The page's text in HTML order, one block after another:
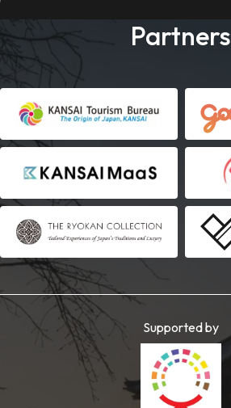
Partners
Supported by